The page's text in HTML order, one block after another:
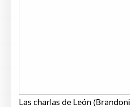
Las charlas de León